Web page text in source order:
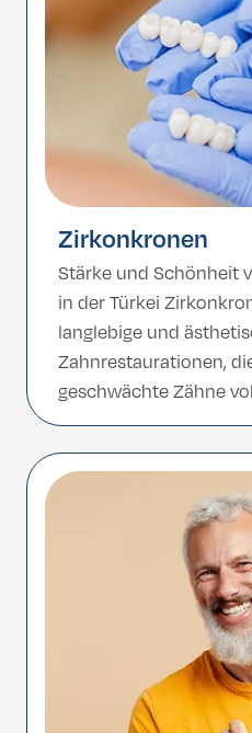
Zirkonkronen
Stärke und Schönheit
in der Türkei
langlebige und
Zahnrestaurationen,
geschwächte Zähne
und schützen. Dank
Festigkeit und ihres
bieten sie eine
Verbesserung von
Türkei zählt zu den
hochwertige und